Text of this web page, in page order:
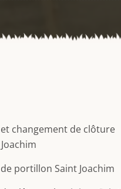
changement de clôture
portillon Saint Joachim